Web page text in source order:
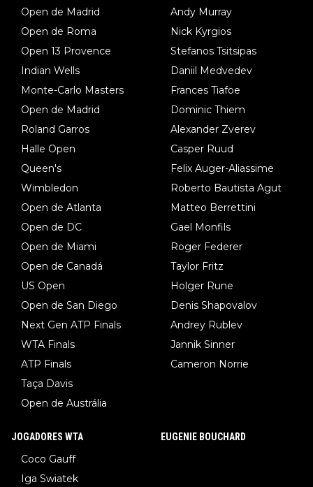
Open de Madrid
Open de Roma
Open 13 Provence
Indian Wells
Monte-Carlo Masters
Open de Madrid
Roland Garros
Halle Open
Queen's
Wimbledon
Open de Atlanta
Open de DC
Open de Miami
Open de Canadá
US Open
Open de San Diego
Next Gen ATP Finals
WTA Finals
ATP Finals
Taça Davis
Open de Austrália
Andy Murray
Nick Kyrgios
Stefanos Tsitsipas
Daniil Medvedev
Frances Tiafoe
Dominic Thiem
Alexander Zverev
Casper Ruud
Felix Auger-Aliassime
Roberto Bautista Agut
Matteo Berrettini
Gael Monfils
Roger Federer
Taylor Fritz
Holger Rune
Denis Shapovalov
Andrey Rublev
Jannik Sinner
Cameron Norrie
JOGADORES WTA
Coco Gauff
Iga Swiatek
EUGENIE BOUCHARD